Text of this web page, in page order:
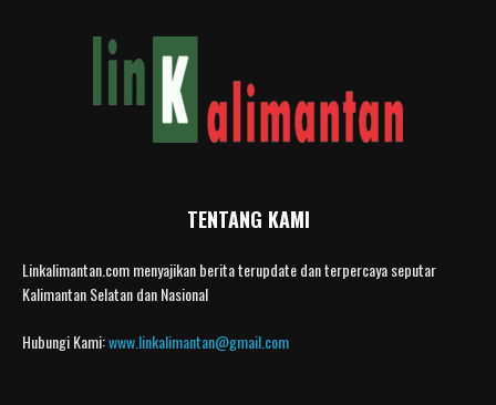
TENTANG KAMI
Linkalimantan.com menyajikan berita terupdate dan terpercaya seputar
Kalimantan Selatan dan Nasional
Hubungi Kami:www.linkalimantan@gmail.com